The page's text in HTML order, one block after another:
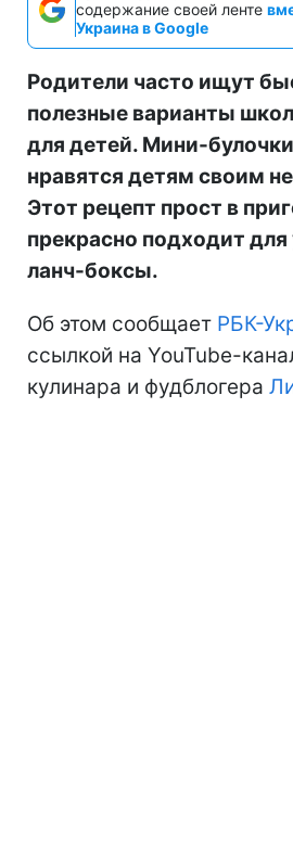
содержание своей ленте
Украина в Google
Родители часто ищут
полезные варианты
для детей. Мини-
нравятся детям своим
Этот рецепт прост в
прекрасно подходит для
ланч-боксы.
Об этом сообщает РБК-
ссылкой на YouTube-
кулинара и фудблогера